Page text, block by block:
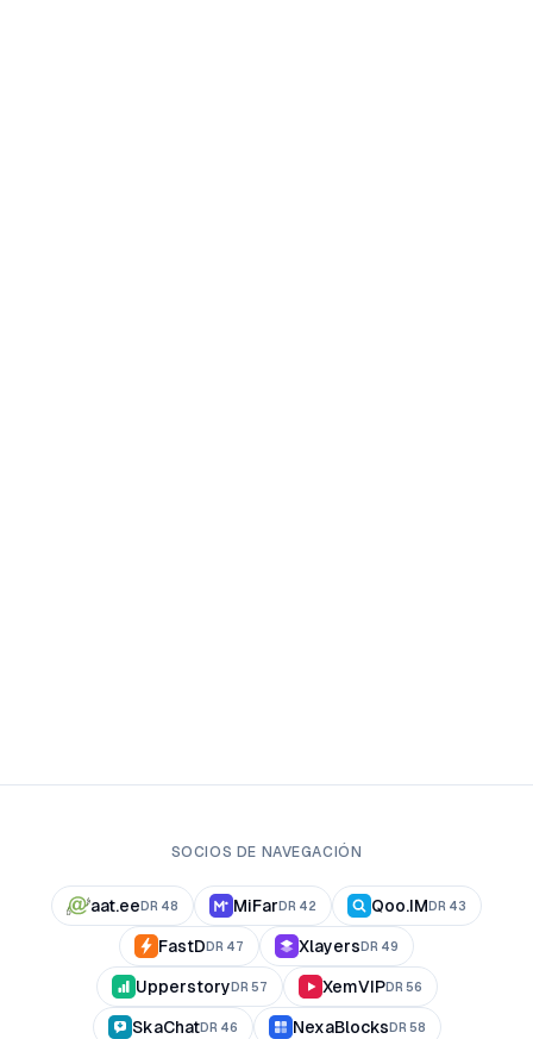
SOCIOS DE NAVEGACIÓN
aat.ee DR 48 MiFar DR 42 Qoo.IM DR 43
FastD DR 47 Xlayers DR 49
Upperstory DR 57 XemVIPDR 56
SkaChatDR 46 NexaBlocks DR 58